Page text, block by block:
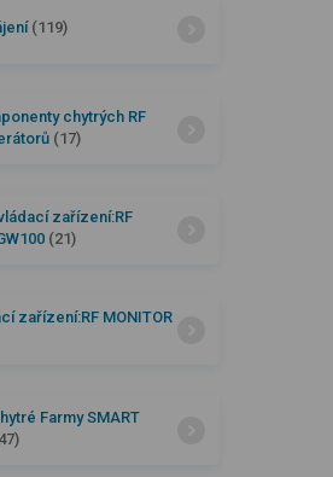
(119)
chytrých RF
(17)
zařízení:RF
(21)
zařízení:RF MONITOR
Farmy SMART